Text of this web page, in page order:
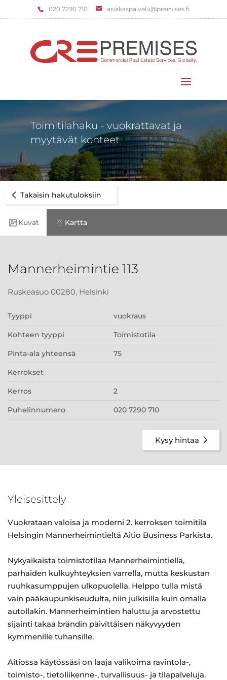
‌020 7290 710 asiakaspalvelu@premises.fi
Toimitilahaku - vuokrattavat ja
myytävät kohteet
Takaisin hakutuloksiin
Kuvat Kartta
Mannerheimintie 113
Ruskeasuo 00280, Helsinki
Tyyppi vuokraus
Kohteen tyyppi Toimistotila
Pinta-ala yhteensä 75
Kerrokset
Kerros 2
Puhelinnumero 020 7290 710
Kysy hintaa
Yleisesittely
Vuokrataan valoisa ja moderni 2. kerroksen toimitila
Helsingin Mannerheimintieltä Aitio Business Parkista.
Nykyaikaista toimistotilaa Mannerheimintiellä,
parhaiden kulkuyhteyksien varrella, mutta keskustan
ruuhkasumppujen ulkopuolella. Helppo tulla mistä
vain pääkaupunkiseudulta, niin julkisilla kuin omalla
autollakin. Mannerheimintien haluttu ja arvostettu
sijainti takaa brändin päivittäisen näkyvyyden
kymmenille tuhansille.
Aitiossa käytössäsi on laaja valikoima ravintola-,
toimisto-, tietoliikenne-, turvallisuus- ja tilapalveluja.